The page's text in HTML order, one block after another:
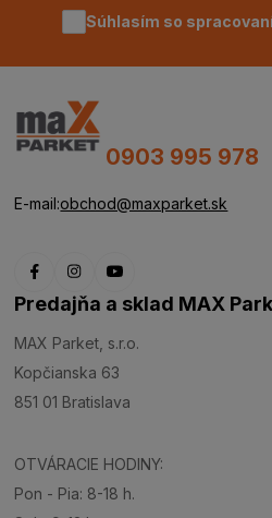
Súhlasím so
0903 995 978
E-mail:obchod@maxparket.sk
Predajňa a sklad MAX
MAX Parket, s.r.o.
Kopčianska 63
851 01 Bratislava
OTVÁRACIE HODINY:
Pon - Pia: 8-18 h.